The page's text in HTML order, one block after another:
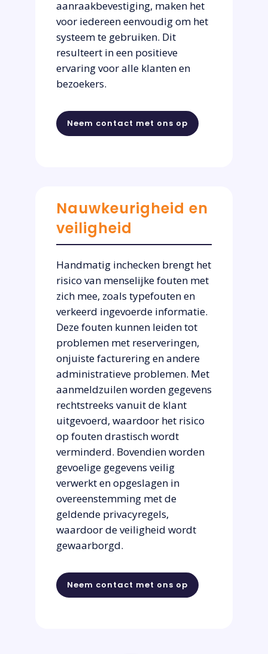
aanraakbevestiging, maken het
voor iedereen eenvoudig om het
systeem te gebruiken. Dit
resulteert in een positieve
ervaring voor alle klanten en
bezoekers.
Neem contact met ons op
Nauwkeurigheid en
veiligheid
Handmatig inchecken brengt het
risico van menselijke fouten met
zich mee, zoals typefouten en
verkeerd ingevoerde informatie.
Deze fouten kunnen leiden tot
problemen met reserveringen,
onjuiste facturering en andere
administratieve problemen. Met
aanmeldzuilen worden gegevens
rechtstreeks vanuit de klant
uitgevoerd, waardoor het risico
op fouten drastisch wordt
verminderd. Bovendien worden
gevoelige gegevens veilig
verwerkt en opgeslagen in
overeenstemming met de
geldende privacyregels,
waardoor de veiligheid wordt
gewaarborgd.
Neem contact met ons op